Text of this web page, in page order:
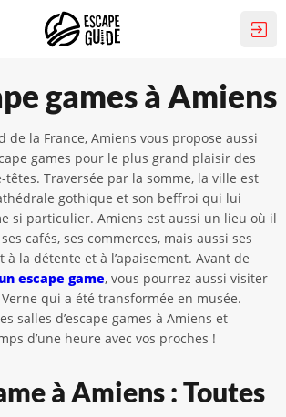
games à Amiens
de la France, Amiens vous propose aussi
games pour le plus grand plaisir des
têtes. Traversée par la somme, la ville est
gothique et son beffroi qui lui
si particulier. Amiens est aussi un lieu où il
cafés, ses commerces, mais aussi ses
la détente et à l’apaisement. Avant de
escape game, vous pourrez aussi visiter
qui a été transformée en musée.
salles d’escape games à Amiens et
d’une heure avec vos proches !
à Amiens : Toutes